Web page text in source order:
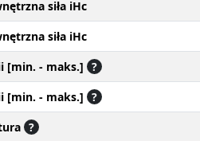
siła iHc
siła iHc
[min. - maks.] ?
[min. - maks.] ?
?